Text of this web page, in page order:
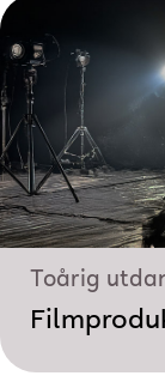
Toårig